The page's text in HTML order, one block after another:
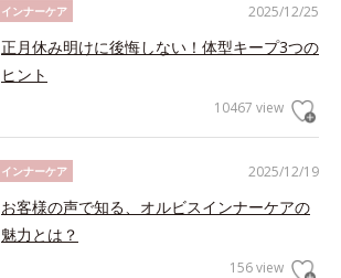
2025/12/25
インナーケア
正月休み明けに後悔しない！体型キープ3つの
ヒント
10467 view
2025/12/19
インナーケア
お客様の声で知る、オルビスインナーケアの
魅力とは？
156 view